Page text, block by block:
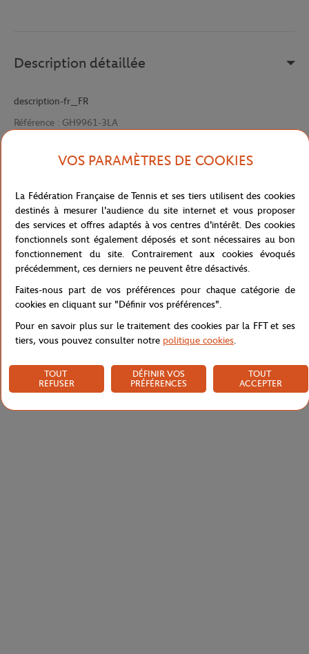
Description détaillée
description-fr_FR
Référence : GH9961-3LA
Livraison et retours
VOS PARAMÈTRES DE COOKIES
La Fédération Française de Tennis et ses tiers utilisent des cookies
destinés à mesurer l'audience du site internet et vous proposer
des services et offres adaptés à vos centres d'intérêt. Des cookies
fonctionnels sont également déposés et sont nécessaires au bon
fonctionnement du site. Contrairement aux cookies évoqués
précédemment, ces derniers ne peuvent être désactivés.
Faites-nous part de vos préférences pour chaque catégorie de
cookies en cliquant sur "Définir vos préférences".
Pour en savoir plus sur le traitement des cookies par la FFT et ses
tiers, vous pouvez consulter notre politique cookies.
TOUT
REFUSER
DÉFINIR VOS
PRÉFÉRENCES
TOUT
ACCEPTER